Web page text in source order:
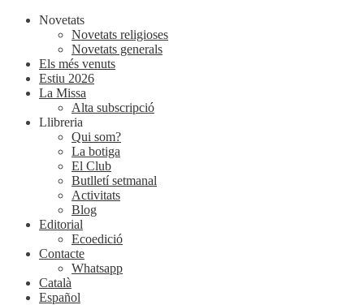
Novetats
Novetats religioses
Novetats generals
Els més venuts
Estiu 2026
La Missa
Alta subscripció
Llibreria
Qui som?
La botiga
El Club
Butlletí setmanal
Activitats
Blog
Editorial
Ecoedició
Contacte
Whatsapp
Català
Español